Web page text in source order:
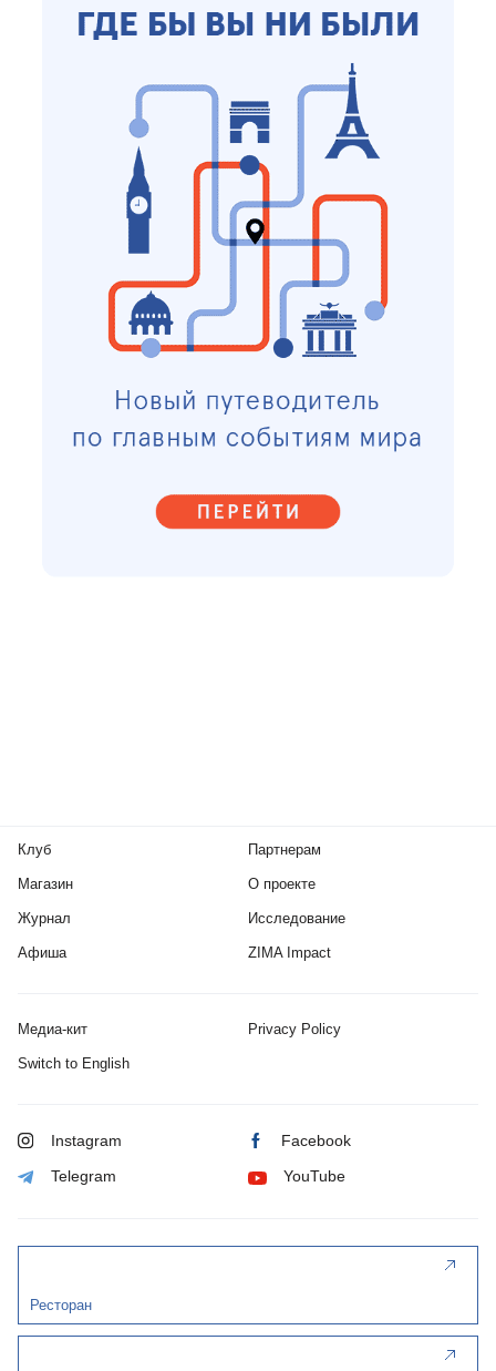
Клуб
Магазин
Журнал
Афиша
Партнерам
О проекте
Исследование
ZIMA Impact
Медиа-кит Privacy Policy
Switch to English
Instagram Facebook
Telegram YouTube
Ресторан